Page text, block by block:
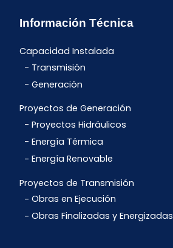
Información Técnica
Capacidad Instalada
Transmisión
Generación
Proyectos de Generación
Proyectos Hidráulicos
Energía Térmica
Energía Renovable
Proyectos de Transmisión
Obras en Ejecución
Obras Finalizadas y Energizadas